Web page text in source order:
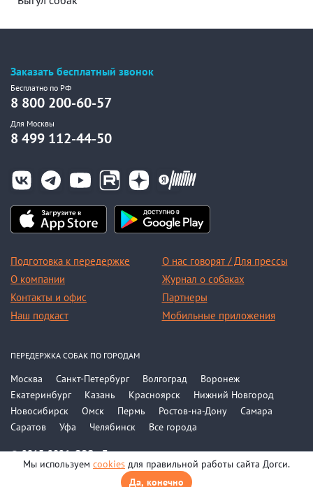
Заказать бесплатный звонок
Бесплатно по РФ
8 800 200-60-57
Для Москвы
8 499 112-44-50
Подготовка к передержке
О компании
Контакты и офис
Наш подкаст
О нас говорят / Для прессы
Журнал о собаках
Партнеры
Мобильные приложения
© 2015-2026, ООО «Догси»
Политика конфиденциальности
ПЕРЕДЕРЖКА СОБАК ПО ГОРОДАМ
Москва Санкт-Петербург Волгоград
Воронеж
Екатеринбург
Казань Красноярск
Нижний Новгород
Новосибирск
Омск Пермь Ростов-на-Дону
Самара
Саратов
Уфа Челябинск Все города
Мы используем cookies для правильной работы сайта Догси.
Да, конечно